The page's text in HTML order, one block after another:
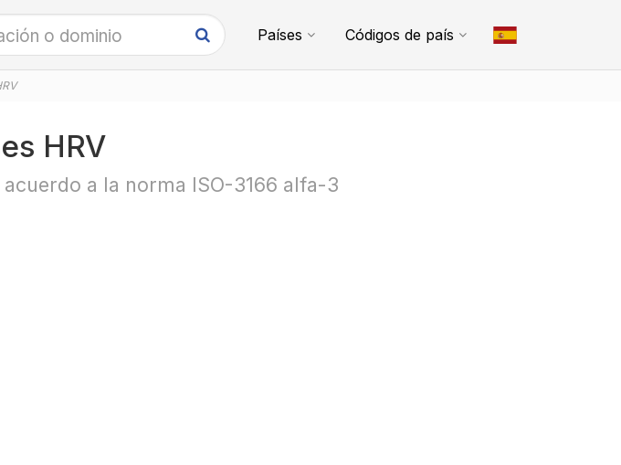
Países Códigos de país
HRV
a la norma ISO-3166 alfa-3